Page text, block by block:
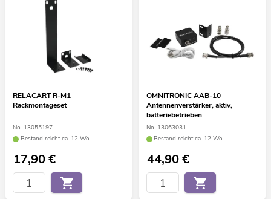
RELACART R-M1
Rackmontageset
No. 13055197
Bestand reicht ca. 12 Wo.
17,90€
OMNITRONIC AAB-10
Antennenverstärker, aktiv,
batteriebetrieben
No. 13063031
Bestand reicht ca. 12 Wo.
44,90€